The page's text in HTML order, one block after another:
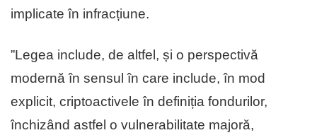
implicate în infracțiune.
”Legea include, de altfel, și o perspectivă
modernă în sensul în care include, în mod
explicit, criptoactivele în definiția fondurilor,
închizând astfel o vulnerabilitate majoră,